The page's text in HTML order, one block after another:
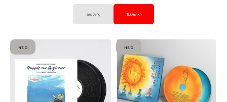
Διεθνής Ελληνική
ΝΈΟ ΝΈΟ